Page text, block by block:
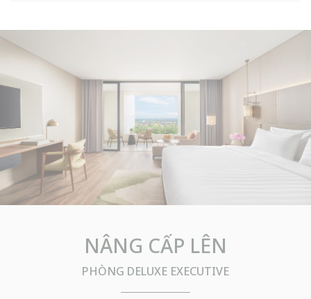
NÂNG CẤP LÊN
PHÒNG DELUXE EXECUTIVE